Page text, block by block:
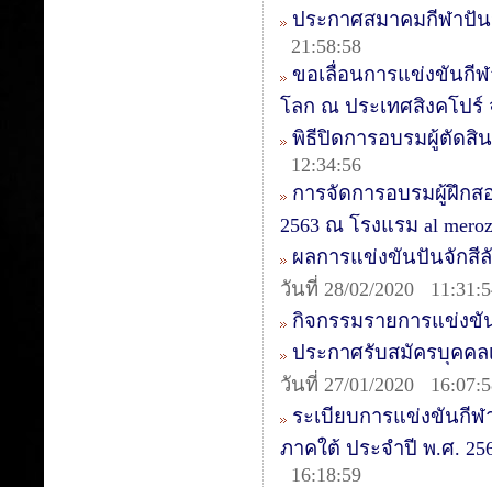
ประกาศสมาคมกีฬาปัน
21:58:58
ขอเลื่อนการแข่งขันกี
โลก ณ ประเทศสิงคโปร์
พิธีปิดการอบรมผู้ตัดสิ
12:34:56
การจัดการอบรมผู้ฝึกส
2563 ณ โรงแรม al
ผลการแข่งขันปันจักสีลั
วันที่ 28/02/2020
กิจกรรมรายการแข่ง
ประกาศรับสมัครบุคคล
วันที่ 27/01/2020
ระเบียบการแข่งขันกี
ภาคใต้ ประจำปี พ.ศ.
16:18:59